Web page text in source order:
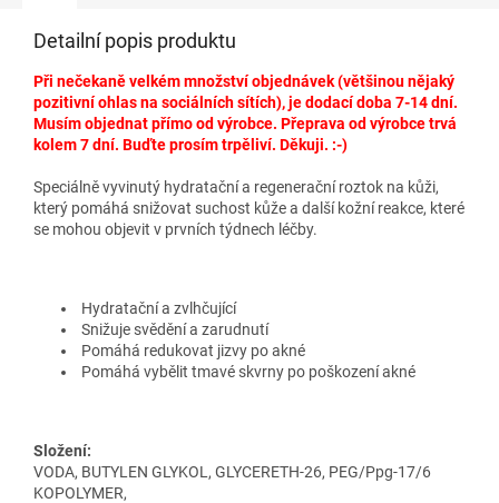
Detailní popis produktu
Při nečekaně velkém množství objednávek (většinou nějaký
pozitivní ohlas na sociálních sítích), je dodací doba 7-14 dní.
Musím objednat přímo od výrobce. Přeprava od výrobce trvá
kolem 7 dní. Buďte prosím trpěliví. Děkuji. :-)
Speciálně vyvinutý hydratační a regenerační roztok na kůži,
který pomáhá snižovat suchost kůže a další kožní reakce, které
se mohou objevit v prvních týdnech léčby.
Hydratační a zvlhčující
Snižuje svědění a zarudnutí
Pomáhá redukovat jizvy po akné
Pomáhá vybělit tmavé skvrny po poškození akné
Složení:
VODA, BUTYLEN GLYKOL, GLYCERETH-26, PEG/Ppg-17/6
KOPOLYMER,